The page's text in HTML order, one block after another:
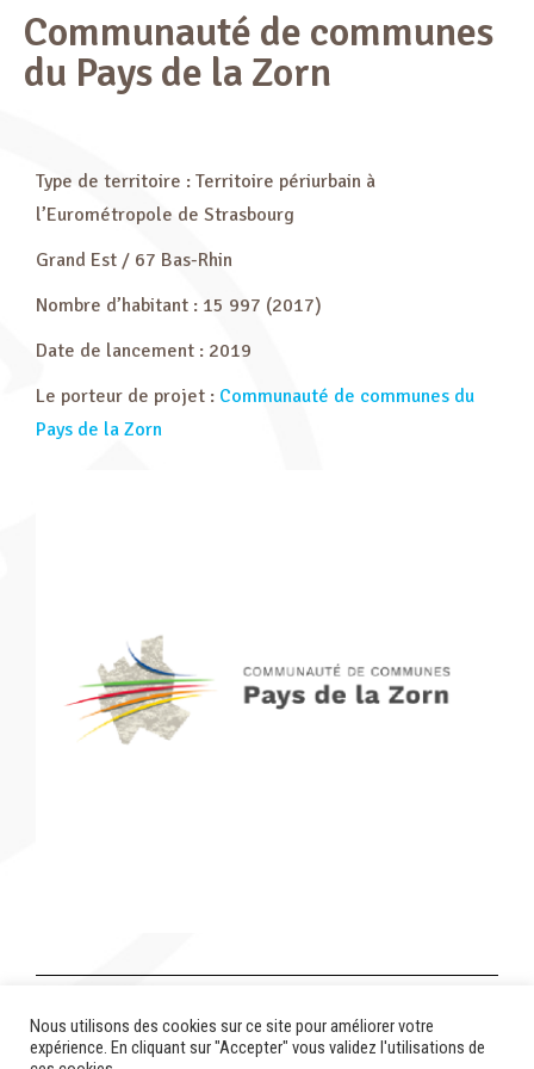
Communauté de communes
du Pays de la Zorn
Type de territoire : Territoire périurbain à
l’Eurométropole de Strasbourg
Grand Est / 67 Bas-Rhin
Nombre d’habitant : 15 997 (2017)
Date de lancement : 2019
Le porteur de projet : Communauté de communes du
Pays de la Zorn
les-Quatre-Bans.
Nous utilisons des cookies sur ce site pour améliorer votre
expérience. En cliquant sur "Accepter" vous validez l'utilisations de